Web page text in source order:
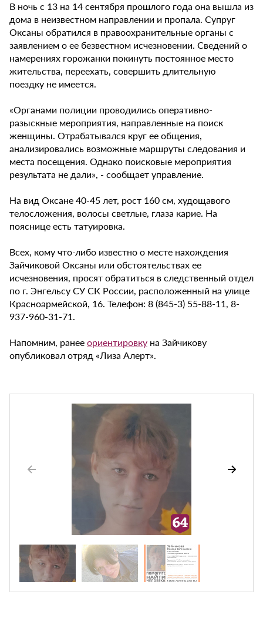
В ночь с 13 на 14 сентября прошлого года она вышла из
дома в неизвестном направлении и пропала. Супруг
Оксаны обратился в правоохранительные органы с
заявлением о ее безвестном исчезновении. Сведений о
намерениях горожанки покинуть постоянное место
жительства, переехать, совершить длительную
поездку не имеется.
«Органами полиции проводились оперативно-
разыскные мероприятия, направленные на поиск
женщины. Отрабатывался круг ее общения,
анализировались возможные маршруты следования и
места посещения. Однако поисковые мероприятия
результата не дали», - сообщает управление.
На вид Оксане 40-45 лет, рост 160 см, худощавого
телосложения, волосы светлые, глаза карие. На
пояснице есть татуировка.
Всех, кому что-либо известно о месте нахождения
Зайчиковой Оксаны или обстоятельствах ее
исчезновения, просят обратиться в следственный отдел
по г. Энгельсу СУ СК России, расположенный на улице
Красноармейской, 16. Телефон: 8 (845-3) 55-88-11, 8-
937-960-31-71.
Напомним, ранееориентировку на Зайчикову
опубликовал отряд «Лиза Алерт».